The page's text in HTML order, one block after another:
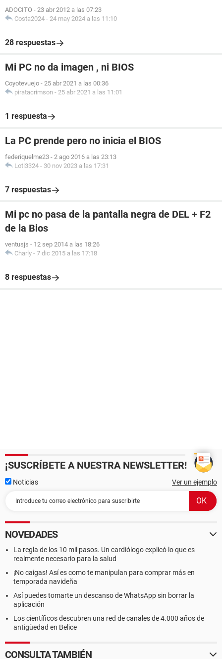
ADOCITO - 23 abr 2012 a las 07:23
Costa2024 - 24 may 2024 a las 11:10
28 respuestas
Mi PC no da imagen , ni BIOS
Coyotevuejo - 25 abr 2021 a las 00:36
piratacrimson - 25 abr 2021 a las 11:01
1 respuesta
La PC prende pero no inicia el BIOS
federiquelme23 - 2 ago 2016 a las 23:13
Loti3324 - 30 nov 2023 a las 17:31
7 respuestas
Mi pc no pasa de la pantalla negra de DEL + F2
de la Bios
ventusjs - 12 sep 2014 a las 18:26
Charly - 7 dic 2015 a las 17:18
8 respuestas
¡SUSCRÍBETE A NUESTRA NEWSLETTER!
Noticias Ver un ejemplo
NOVEDADES
La regla de los 10 mil pasos. Un cardiólogo explicó lo que es
realmente necesario para la salud
¡No caigas! Así es como te manipulan para comprar más en
temporada navideña
Así puedes tomarte un descanso de WhatsApp sin borrar la
aplicación
Los científicos descubren una red de canales de 4.000 años de
antigüedad en Belice
CONSULTA TAMBIÉN